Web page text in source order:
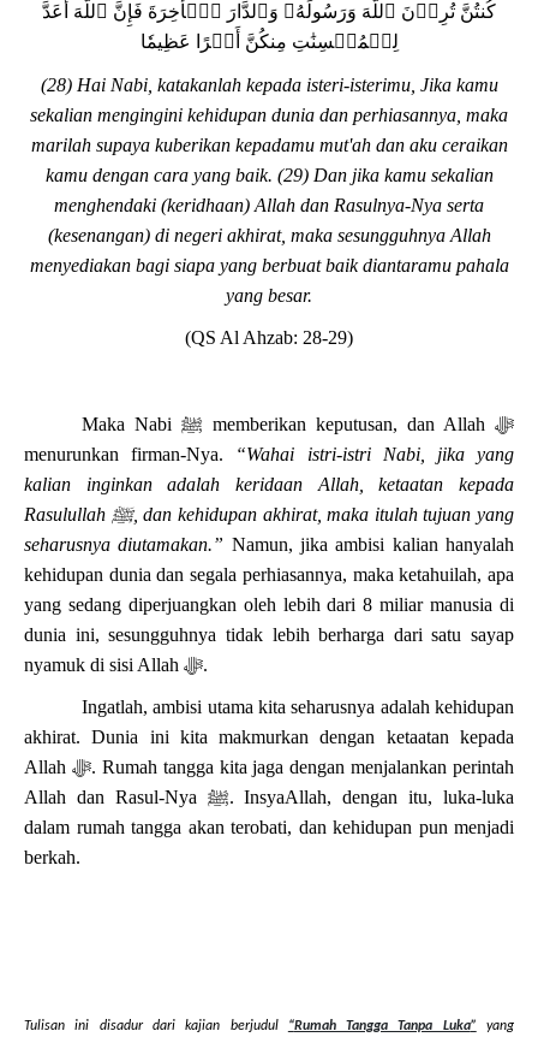
كُنتُنَّ تُرِدۡنَ ٱللَّهَ وَرَسُولَهُۥ وَٱلدَّارَ ٱلۡأٓخِرَةَ فَإِنَّ ٱللَّهَ أَعَدَّ
لِلۡمُحۡسِنَٰتِ مِنكُنَّ أَجۡرًا عَظِيمٗا
(28) Hai Nabi, katakanlah kepada isteri-isterimu, Jika kamu
sekalian mengingini kehidupan dunia dan perhiasannya, maka
marilah supaya kuberikan kepadamu mut'ah dan aku ceraikan
kamu dengan cara yang baik. (29) Dan jika kamu sekalian
menghendaki (keridhaan) Allah dan Rasulnya-Nya serta
(kesenangan) di negeri akhirat, maka sesungguhnya Allah
menyediakan bagi siapa yang berbuat baik diantaramu pahala
yang besar.
(QS Al Ahzab: 28-29)
Maka Nabi ﷺ memberikan keputusan, dan Allah ﷻ
menurunkan firman-Nya. “Wahai istri-istri Nabi, jika yang
kalian inginkan adalah keridaan Allah, ketaatan kepada
Rasulullah ﷺ, dan kehidupan akhirat, maka itulah tujuan yang
seharusnya diutamakan.” Namun, jika ambisi kalian hanyalah
kehidupan dunia dan segala perhiasannya, maka ketahuilah, apa
yang sedang diperjuangkan oleh lebih dari 8 miliar manusia di
dunia ini, sesungguhnya tidak lebih berharga dari satu sayap
nyamuk di sisi Allah ﷻ.
Ingatlah, ambisi utama kita seharusnya adalah kehidupan
akhirat. Dunia ini kita makmurkan dengan ketaatan kepada
Allah ﷻ. Rumah tangga kita jaga dengan menjalankan perintah
Allah dan Rasul-Nya ﷺ. InsyaAllah, dengan itu, luka-luka
dalam rumah tangga akan terobati, dan kehidupan pun menjadi
berkah.
Tulisan ini disadur dari kajian berjudul “Rumah Tangga Tanpa Luka” yang